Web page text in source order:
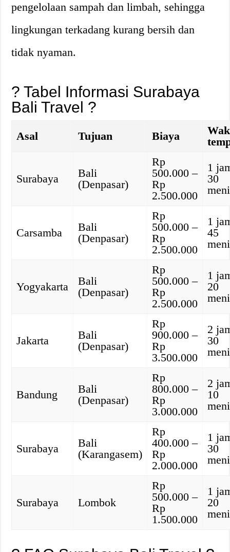
pengelolaan sampah dan limbah, sehingga
lingkungan terkadang kurang bersih dan
tidak nyaman.
? Tabel Informasi Surabaya
Bali Travel ?
Asal Tujuan Biaya
Surabaya
Bali
(Denpasar)
Rp
500.000 –
Rp
2.500.000
1
30
Carsamba
Bali
(Denpasar)
Rp
500.000 –
Rp
2.500.000
1
45
Yogyakarta
Bali
(Denpasar)
Rp
500.000 –
Rp
2.500.000
1
20
Jakarta
Bali
(Denpasar)
Rp
900.000 –
Rp
3.500.000
2
30
Bandung
Bali
(Denpasar)
Rp
800.000 –
Rp
3.000.000
2
10
Surabaya
Bali
(Karangasem)
Rp
400.000 –
Rp
2.000.000
1
30
Surabaya Lombok
Rp
500.000 –
Rp
1.500.000
1
20